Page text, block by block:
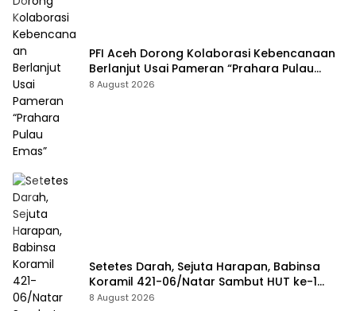
PFI Aceh Dorong Kolaborasi Kebencanaan
Berlanjut Usai Pameran “Prahara Pulau
Emas”
8 August 2026
Setetes Darah, Sejuta Harapan, Babinsa
Koramil 421-06/Natar Sambut HUT ke-1
Kodam XXI/Radin Inten
8 August 2026